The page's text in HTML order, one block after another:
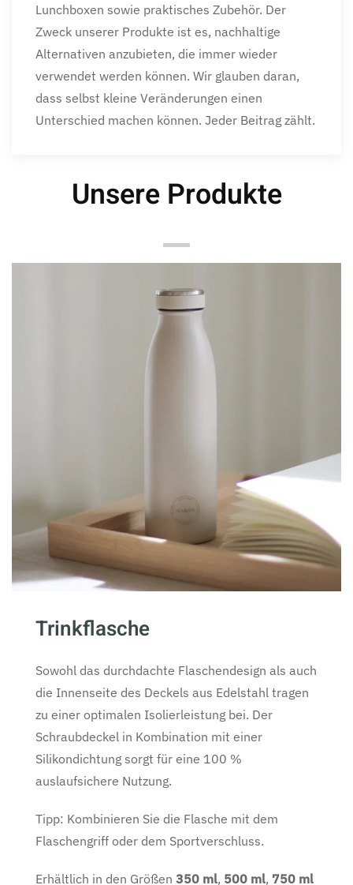
Lunchboxen sowie praktisches Zubehör. Der
Zweck unserer Produkte ist es, nachhaltige
Alternativen anzubieten, die immer wieder
verwendet werden können. Wir glauben daran,
dass selbst kleine Veränderungen einen
Unterschied machen können. Jeder Beitrag zählt.
Unsere Produkte
Trinkflasche
Sowohl das durchdachte Flaschendesign als auch
die Innenseite des Deckels aus Edelstahl tragen
zu einer optimalen Isolierleistung bei. Der
Schraubdeckel in Kombination mit einer
Silikondichtung sorgt für eine 100 %
auslaufsichere Nutzung.
Tipp: Kombinieren Sie die Flasche mit dem
Flaschengriff oder dem Sportverschluss.
Erhältlich in den Größen 350 ml, 500 ml, 750 ml